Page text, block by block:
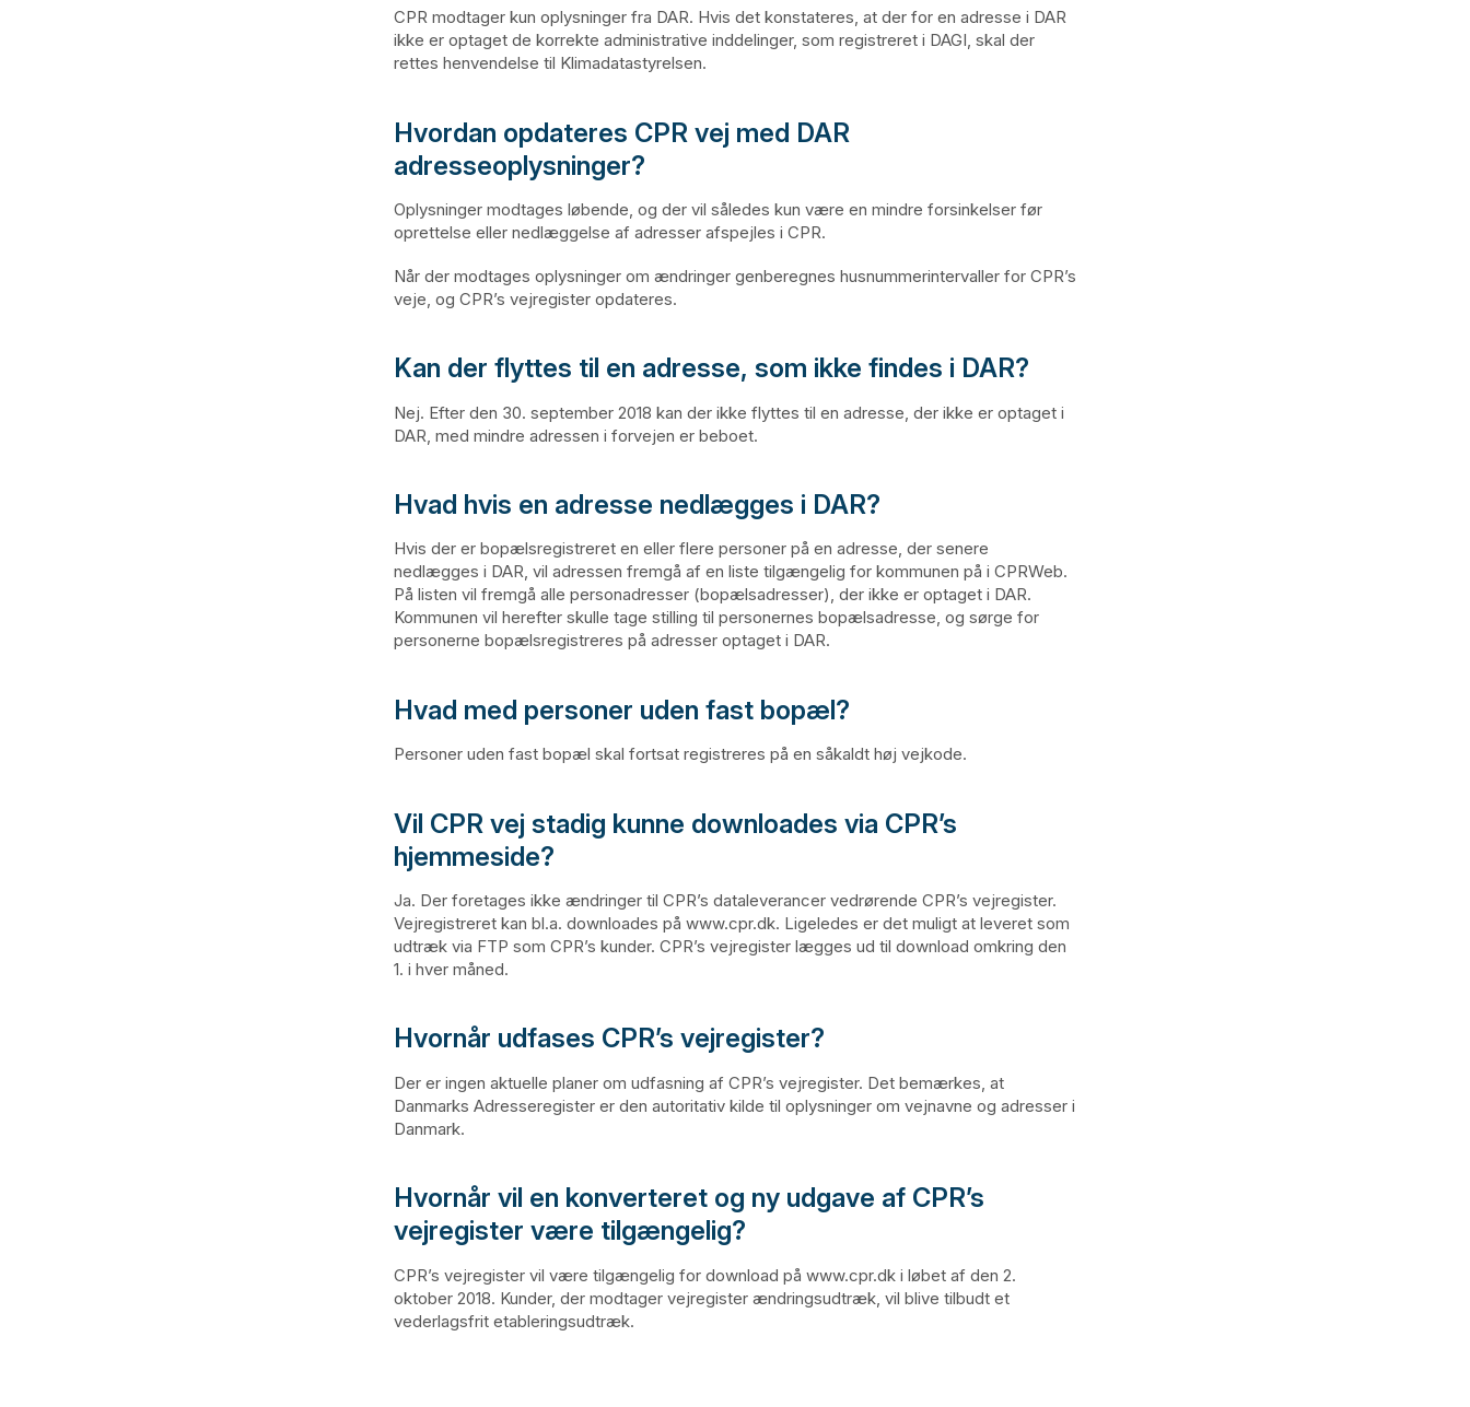
CPR modtager kun oplysninger fra DAR. Hvis det konstateres, at der for en adresse i DAR
ikke er optaget de korrekte administrative inddelinger, som registreret i DAGI, skal der
rettes henvendelse til Klimadatastyrelsen.
Hvordan opdateres CPR vej med DAR
adresseoplysninger?
Oplysninger modtages løbende, og der vil således kun være en mindre forsinkelser før
oprettelse eller nedlæggelse af adresser afspejles i CPR.
Når der modtages oplysninger om ændringer genberegnes husnummerintervaller for CPR’s
veje, og CPR’s vejregister opdateres.
Kan der flyttes til en adresse, som ikke findes i DAR?
Nej. Efter den 30. september 2018 kan der ikke flyttes til en adresse, der ikke er optaget i
DAR, med mindre adressen i forvejen er beboet.
Hvad hvis en adresse nedlægges i DAR?
Hvis der er bopælsregistreret en eller flere personer på en adresse, der senere
nedlægges i DAR, vil adressen fremgå af en liste tilgængelig for kommunen på i CPRWeb.
På listen vil fremgå alle personadresser (bopælsadresser), der ikke er optaget i DAR.
Kommunen vil herefter skulle tage stilling til personernes bopælsadresse, og sørge for
personerne bopælsregistreres på adresser optaget i DAR.
Hvad med personer uden fast bopæl?
Personer uden fast bopæl skal fortsat registreres på en såkaldt høj vejkode.
Vil CPR vej stadig kunne downloades via CPR’s
hjemmeside?
Ja. Der foretages ikke ændringer til CPR’s dataleverancer vedrørende CPR’s vejregister.
Vejregistreret kan bl.a. downloades på www.cpr.dk. Ligeledes er det muligt at leveret som
udtræk via FTP som CPR’s kunder. CPR’s vejregister lægges ud til download omkring den
1. i hver måned.
Hvornår udfases CPR’s vejregister?
Der er ingen aktuelle planer om udfasning af CPR’s vejregister. Det bemærkes, at
Danmarks Adresseregister er den autoritativ kilde til oplysninger om vejnavne og adresser i
Danmark.
Hvornår vil en konverteret og ny udgave af CPR’s
vejregister være tilgængelig?
CPR’s vejregister vil være tilgængelig for download på www.cpr.dk i løbet af den 2.
oktober 2018. Kunder, der modtager vejregister ændringsudtræk, vil blive tilbudt et
vederlagsfrit etableringsudtræk.